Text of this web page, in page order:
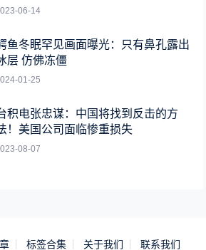
06-14
鱼冬眠罕见画面曝光：只有鼻孔露出
层 仿佛冻僵
01-25
积电张忠谋：中国将找到反击的方
！美国公司面临惨重损失
08-07
标签合集 关于我们 联系我们